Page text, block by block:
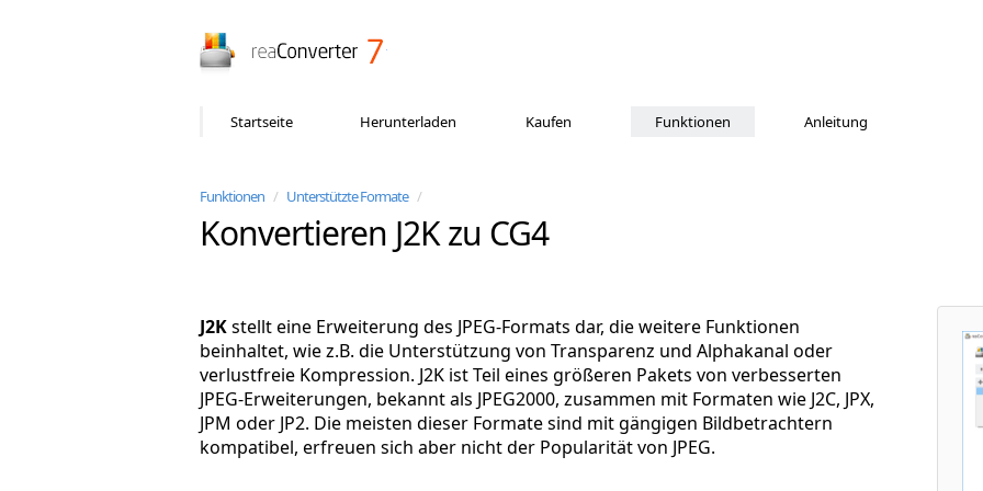
Startseite Herunterladen Kaufen Funktionen Anleitung
Funktionen / Unterstützte Formate /
Konvertieren J2K zu CG4
J2Kstellt eine Erweiterung des JPEG-Formats dar, die weitere Funktionen
beinhaltet, wie z.B. die Unterstützung von Transparenz und Alphakanal oder
verlustfreie Kompression. J2K ist Teil eines größeren Pakets von verbesserten
JPEG-Erweiterungen, bekannt als JPEG2000, zusammen mit Formaten wie J2C, JPX,
JPM oder JP2. Die meisten dieser Formate sind mit gängigen Bildbetrachtern
kompatibel, erfreuen sich aber nicht der Popularität von JPEG.